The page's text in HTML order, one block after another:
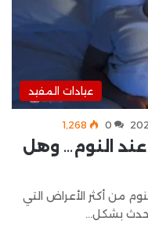
عيادات المفيد
0 1٬268
النوم… وهل
من أكثر الأعراض التي
يحدث بشكل…